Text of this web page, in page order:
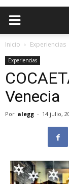
Inicio Experiencias
Experiencias
Venecia
Por alegg - 14 julio,